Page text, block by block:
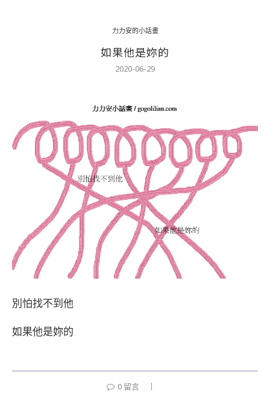
力力安的小話畫
如果他是妳的
2020-06-29
別怕找不到他
如果他是妳的
0 留言